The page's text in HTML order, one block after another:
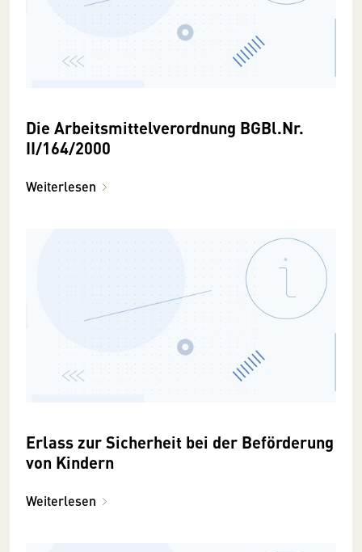
Die Arbeitsmittelverordnung BGBl.Nr.
II/164/2000
Weiterlesen
Erlass zur Sicherheit bei der Beförderung
von Kindern
Weiterlesen